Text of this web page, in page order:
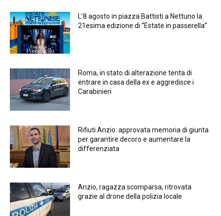
L’8 agosto in piazza Battisti a Nettuno la
21esima edizione di “Estate in passerella”
Roma, in stato di alterazione tenta di
entrare in casa della ex e aggredisce i
Carabinieri
Rifiuti Anzio: approvata memoria di giunta
per garantire decoro e aumentare la
differenziata
Anzio, ragazza scomparsa, ritrovata
grazie al drone della polizia locale